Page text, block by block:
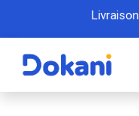
Se rendre au contenu
Livraison